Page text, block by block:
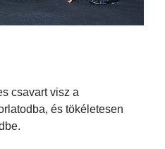
csavart visz a
és tökéletesen